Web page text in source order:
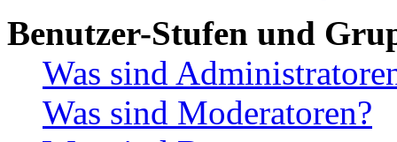
Benutzer-Stufen und
Was sind
Was sind Moderatoren?